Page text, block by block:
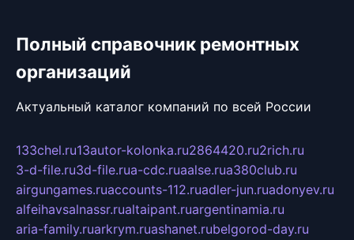
Полный справочник ремонтных
организаций
Актуальный каталог компаний по всей России
133chel.ru13autor-kolonka.ru2864420.ru2rich.ru
3-d-file.ru3d-file.rua-cdc.ruaalse.rua380club.ru
airgungames.ruaccounts-112.ruadler-jun.ruadonyev.ru
alfeihavsalnassr.rualtaipant.ruargentinamia.ru
aria-family.ruarkrym.ruashanet.rubelgorod-day.ru